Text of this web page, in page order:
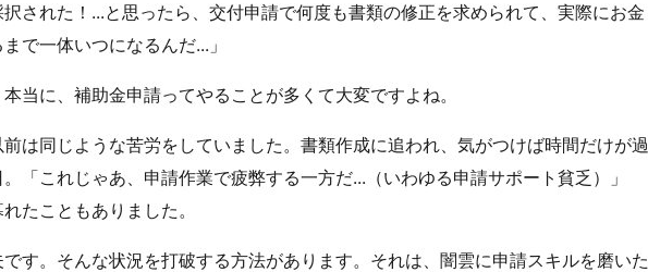
択された！...と思ったら、交付申請で何度も書類の修正を求められて、実際にお金
で一体いつになるんだ...」
当に、補助金申請ってやることが多くて大変ですよね。
は同じような苦労をしていました。書類作成に追われ、気がつけば時間だけが過
「これじゃあ、申請作業で疲弊する一方だ...（いわゆる申請サポート貧乏）」
たこともありました。
す。そんな状況を打破する方法があります。それは、闇雲に申請スキルを磨いた